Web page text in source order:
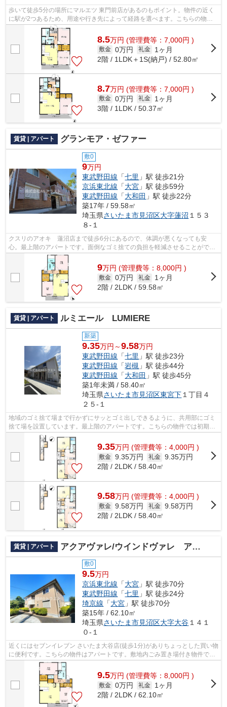
歩いて徒歩5分の場所にマルエツ 東門前店があるのもポイント。物件の近く
に駅が2つあるため、用途や行き先によって経路を選べます。こちらの物件
はアパートです。通風システムが整った...
8.5万円 (管理費等：7,000円 )
敷金 0万円 礼金
1ヶ月
2階 / 1LDK＋1S(納戸) / 52.80㎡
8.7万円 (管理費等：7,000円 )
敷金 0万円 礼金
1ヶ月
3階 / 1LDK / 50.37㎡
賃貸 | アパート グランモア・ゼファー
敷0
9万円
東武野田線 「七里 」駅 徒歩21分
京浜東北線 「大宮 」駅 徒歩59分
東武野田線 「大和田 」駅 徒歩22分
築17年 / 59.58㎡
埼玉県さいたま市見沼区大字蓮沼 １５３
８-１
クスリのアオキ 蓮沼店まで徒歩6分にあるので、体調が悪くなっても安
心。最上階のアパートです。面倒なゴミ捨ての負担を軽減させることができ
るのが敷地内ごみ置き場の魅力です。こち...
9万円 (管理費等：8,000円 )
敷金 0万円 礼金
1ヶ月
2階 / 2LDK / 59.58㎡
賃貸 | アパート ルミエール LUMIERE
新築
9.35万円～9.58万円
東武野田線 「七里 」駅 徒歩23分
東武野田線 「岩槻 」駅 徒歩44分
東武野田線 「大和田 」駅 徒歩45分
築1年未満 / 58.40㎡
埼玉県さいたま市見沼区東宮下 １丁目４
２５-１
地域のゴミ捨て場まで行かずにサッとゴミ出しできるように、共用部にゴミ
捨て場を設置しています。最上階のアパートです。こちらの物件では初期費
用をカードでお支払いいただけます。...
9.35万円 (管理費等：4,000円 )
敷金 9.35万円 礼金 9.35万円
2階 / 2LDK / 58.40㎡
9.58万円 (管理費等：4,000円 )
敷金 9.58万円 礼金 9.58万円
2階 / 2LDK / 58.40㎡
賃貸 | アパート アクアヴァレ/ウインドヴァレ アクアヴァレ棟
敷0
9.5万円
京浜東北線 「大宮 」駅 徒歩70分
東武野田線 「七里 」駅 徒歩24分
埼京線 「大宮 」駅 徒歩70分
築15年 / 62.10㎡
埼玉県さいたま市見沼区大字大谷１４１
０-１
近くにはセブンイレブン さいたま大谷店(徒歩1分)がありちょっとした買い物
に便利です。こちらの物件はアパートです。敷地内ごみ置き場付き物件でゴ
ミ出しを楽にできます。最上階のア...
9.5万円 (管理費等：8,000円 )
敷金 0万円 礼金
1ヶ月
2階 / 2LDK / 62.10㎡